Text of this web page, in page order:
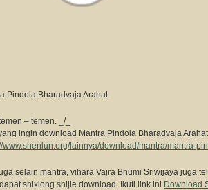
Pindola Bharadvaja Arahat
– temen. _/_
ingin download Mantra Pindola Bharadvaja
www.shenlun.org/lainnya/download/mantra/mantra-
selain mantra, vihara Vajra Bhumi Sriwijaya juga
shixiong shijie download. Ikuti link ini Download